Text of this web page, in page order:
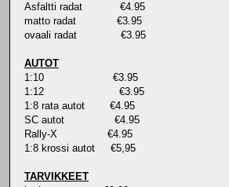
Asfaltti radat €4.95
matto radat €3.95
ovaali radat €3.95
AUTOT
1:10 €3.95
1:12 €3.95
1:8 rata autot €4.95
SC autot €4.95
Rally-X €4.95
1:8 krossi autot €5,95
TARVIKKEET